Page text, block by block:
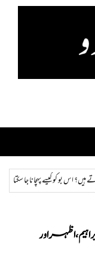
سکتا ہے؟ ہمراز:
اظہر اور